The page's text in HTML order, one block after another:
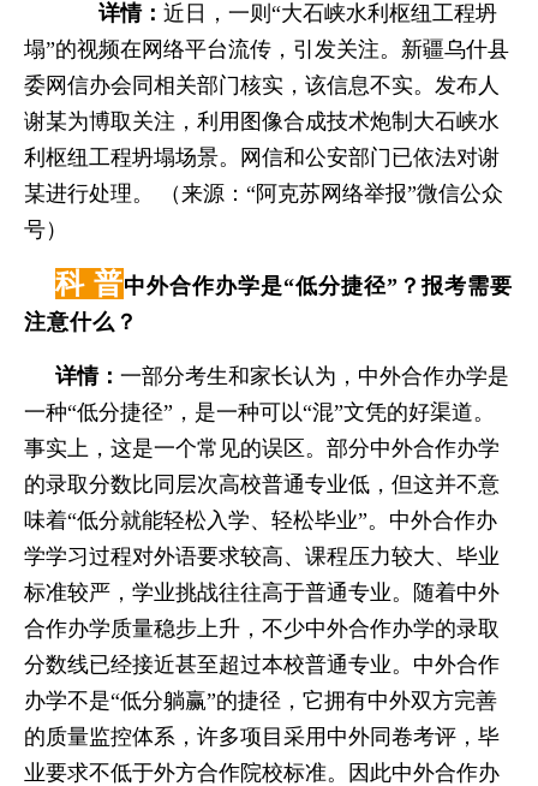
详情： 近日，一则“大石峡水利枢纽工程坍
塌”的视频在网络平台流传，引发关注。新疆乌什县
委网信办会同相关部门核实，该信息不实。发布人
谢某为博取关注，利用图像合成技术炮制大石峡水
利枢纽工程坍塌场景。网信和公安部门已依法对谢
某进行处理。 （来源：“阿克苏网络举报”微信公众
号）
科 普中外合作办学是“低分捷径”？报考需要
注意什么？
详情： 一部分考生和家长认为，中外合作办学是
一种“低分捷径”，是一种可以“混”文凭的好渠道。
事实上，这是一个常见的误区。部分中外合作办学
的录取分数比同层次高校普通专业低，但这并不意
味着“低分就能轻松入学、轻松毕业”。中外合作办
学学习过程对外语要求较高、课程压力较大、毕业
标准较严，学业挑战往往高于普通专业。随着中外
合作办学质量稳步上升，不少中外合作办学的录取
分数线已经接近甚至超过本校普通专业。中外合作
办学不是“低分躺赢”的捷径，它拥有中外双方完善
的质量监控体系，许多项目采用中外同卷考评，毕
业要求不低于外方合作院校标准。因此中外合作办